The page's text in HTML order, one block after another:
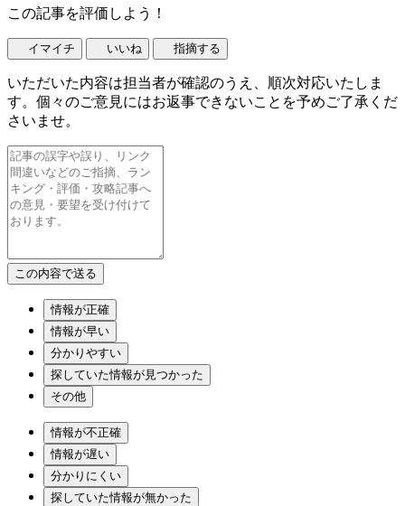
この記事を評価しよう！
イマイチ いいね 指摘する
いただいた内容は担当者が確認のうえ、順次対応いたしま
す。個々のご意見にはお返事できないことを予めご了承くだ
さいませ。
情報が正確
情報が早い
分かりやすい
探していた情報が見つかった
その他
情報が不正確
情報が遅い
分かりにくい
探していた情報が無かった